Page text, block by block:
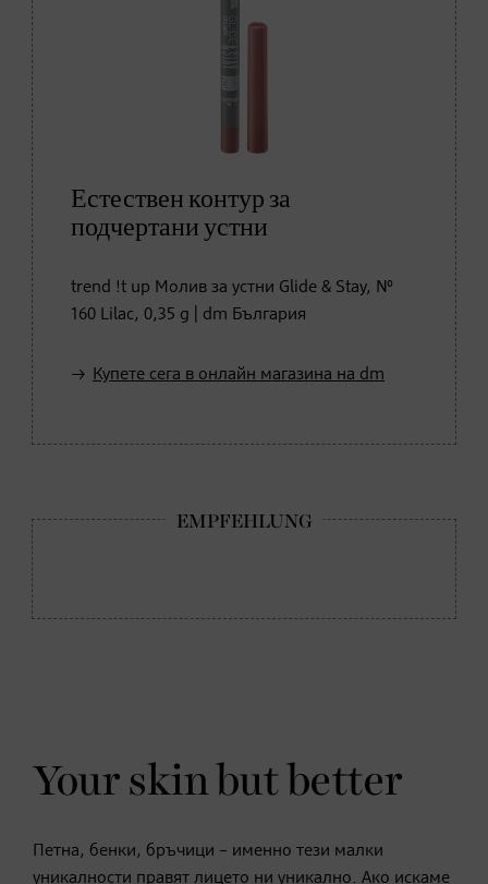
Естествен контур за
подчертани устни
trend !t up Молив за устни Glide & Stay, №
160 Lilac, 0,35 g | dm България
Купете сега в онлайн магазина на dm
Your skin but better
Петна, бенки, бръчици – именно тези малки
уникалности правят лицето ни уникално. Ако искаме